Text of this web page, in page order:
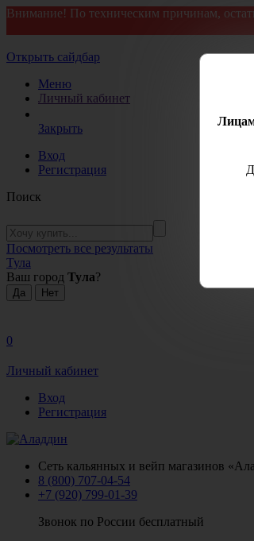
Внимание! По техническим причинам,
Открыть сайдбар
Меню
Личный кабинет
Закрыть
Вход
Регистрация
Поиск
Посмотреть все результаты
Тула
Ваш город Тула?
0
Личный кабинет
Вход
Регистрация
Сеть кальянных и вейп магазинов
8 (800) 707-04-54
+7 (920) 799-01-39
Звонок по России бесплатный